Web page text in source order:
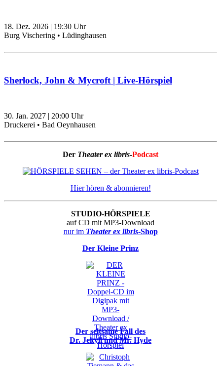
18. Dez. 2026 | 19:30 Uhr
Burg Vischering • Lüdinghausen
Sherlock, John & Mycroft | Live-Hörspiel
30. Jan. 2027 | 20:00 Uhr
Druckerei • Bad Oeynhausen
Der Theater ex libris-Podcast
Hier hören & abonnieren!
STUDIO-HÖRSPIELE
auf CD mit MP3-Download
nur imTheater ex libris-Shop
Der Kleine Prinz
Der seltsame Fall des
Dr. Jekyll und Mr. Hyde